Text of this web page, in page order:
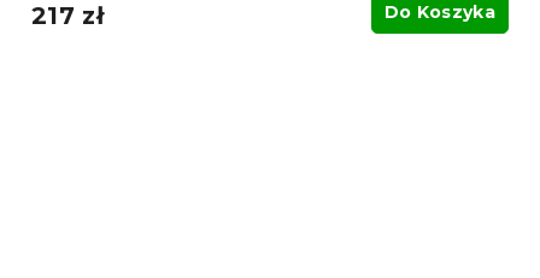
217 zł Do Koszyka